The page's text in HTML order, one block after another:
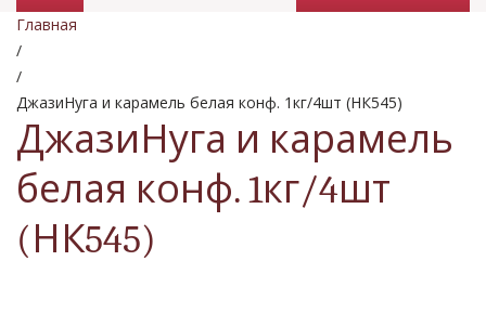
Промо товары
Главная
/
/
ДжазиНуга и карамель белая конф. 1кг/4шт (НК545)
ДжазиНуга и карамель
белая конф. 1кг/4шт
(НК545)